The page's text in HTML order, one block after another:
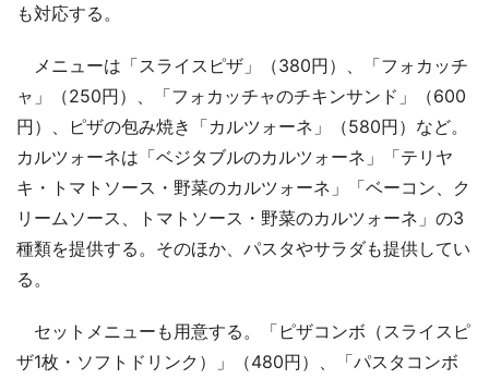
も対応する。
メニューは「スライスピザ」（380円）、「フォカッチ
ャ」（250円）、「フォカッチャのチキンサンド」（600
円）、ピザの包み焼き「カルツォーネ」（580円）など。
カルツォーネは「ベジタブルのカルツォーネ」「テリヤ
キ・トマトソース・野菜のカルツォーネ」「ベーコン、ク
リームソース、トマトソース・野菜のカルツォーネ」の3
種類を提供する。そのほか、パスタやサラダも提供してい
る。
セットメニューも用意する。「ピザコンボ（スライスピ
ザ1枚・ソフトドリンク）」（480円）、「パスタコンボ